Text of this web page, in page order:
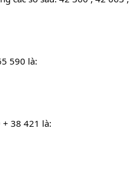
590 là:
+ 38 421 là: